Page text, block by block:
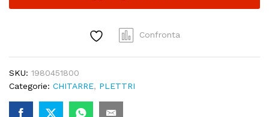
1980451800
Confronta
SKU: 1980451800
Categorie: CHITARRE, PLETTRI